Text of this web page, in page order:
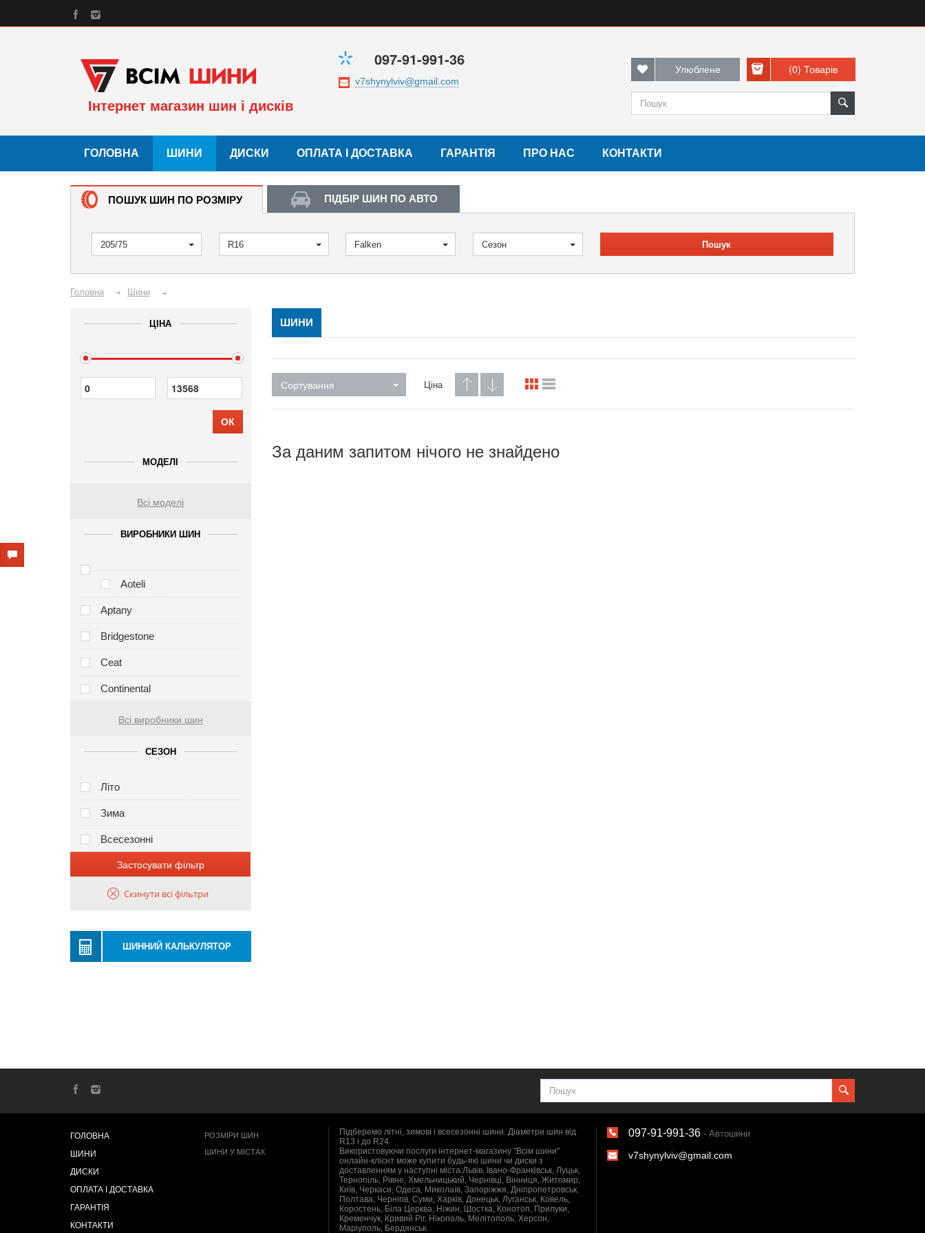
Інтернет магазин шин і дисків
097-91-991-36 Улюблене (0) Товарів
ГОЛОВНА ШИНИ ДИСКИ ОПЛАТА І ДОСТАВКА ГАРАНТІЯ ПРО НАС КОНТАКТИ
ПОШУК ШИН ПО РОЗМІРУ ПІДБІР ШИН ПО АВТО
205/75 R16 Falken Сезон Пошук
Головна Шини
ЦІНА
ОК
МОДЕЛІ
Всі моделі
ВИРОБНИКИ ШИН
Aoteli
Aptany
Bridgestone
Ceat
Continental
Всі виробники шин
СЕЗОН
Літо
Зима
Всесезонні
Застосувати фільтр
Скинути всі фільтри
ШИННИЙ КАЛЬКУЛЯТОР
ШИНИ
Сортування Ціна
За даним запитом нічого не знайдено
ГОЛОВНА
ШИНИ
ДИСКИ
ОПЛАТА І ДОСТАВКА
ГАРАНТІЯ
КОНТАКТИ
РОЗМІРИ ШИН
ШИНИ У МІСТАХ
Підберемо літні, зимові і всесезонні шини. Діаметри шин від
R13 і до R24.
Використовуючи послуги інтернет-магазину "Всім шини"
онлайн-клієнт може купити будь-які шини чи диски з
доставленням у наступні міста:Львів, Івано-Франківськ, Луцьк,
Тернопіль, Рівне, Хмельницький, Чернівці, Вінниця, Житомир,
Київ, Черкаси, Одеса, Миколаїв, Запоріжжя, Дніпропетровськ,
Полтава, Чернігів, Суми, Харків, Донецьк, Луганськ, Ковель,
Коростень, Біла Церква, Ніжин, Шостка, Конотоп, Прилуки,
Кременчук, Кривий Ріг, Нікополь, Мелітополь, Херсон,
Маріуполь, Бердянськ.
097-91-991-36 - Автошини